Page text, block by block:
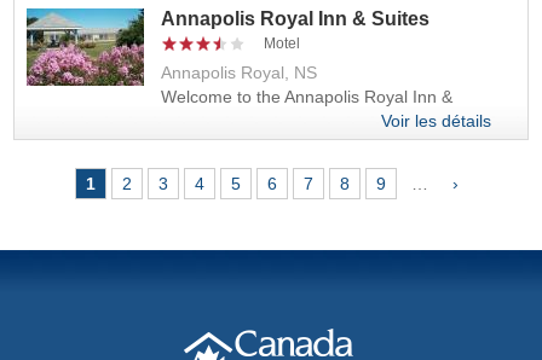
Annapolis Royal Inn & Suites
Motel
Annapolis Royal, NS
Welcome to the Annapolis Royal Inn &
Voir les détails
1 2 3 4 5 6 7 8 9 ›